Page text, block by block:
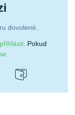
dovolené.
přihlásit. Pokud